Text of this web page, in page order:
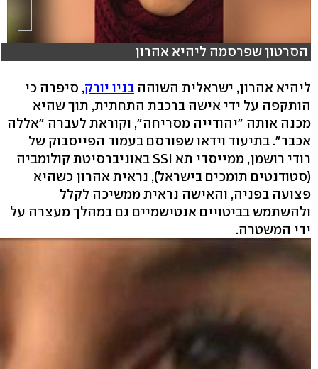
הסרטון שפרסמה ליהיא אהרון
ליהיא אהרון, ישראלית השוהה בניו יורק, סיפרה כי
הותקפה על ידי אישה ברכבת התחתית, תוך שהיא
מכנה אותה "יהודייה מסריחה", וקוראת לעברה "אללה
אכבר". בתיעוד וידאו שפורסם בעמוד הפייסבוק של
רודי רושמן, ממייסדי תא SSI באוניברסיטת קולומביה
(סטודנטים תומכים בישראל), נראית אהרון כשהיא
פצועה בפניה, והאישה נראית ממשיכה לקלל
ולהשתמש בביטויים אנטישמיים גם במהלך מעצרה על
ידי המשטרה.